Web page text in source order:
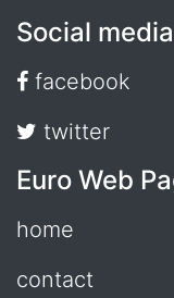
Social media
facebook
twitter
Euro Web
home
contact